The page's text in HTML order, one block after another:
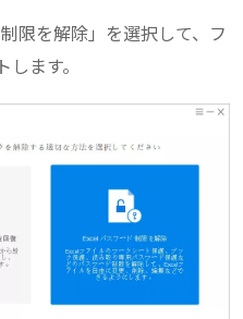
限を解除」を選択して、フ
ます。